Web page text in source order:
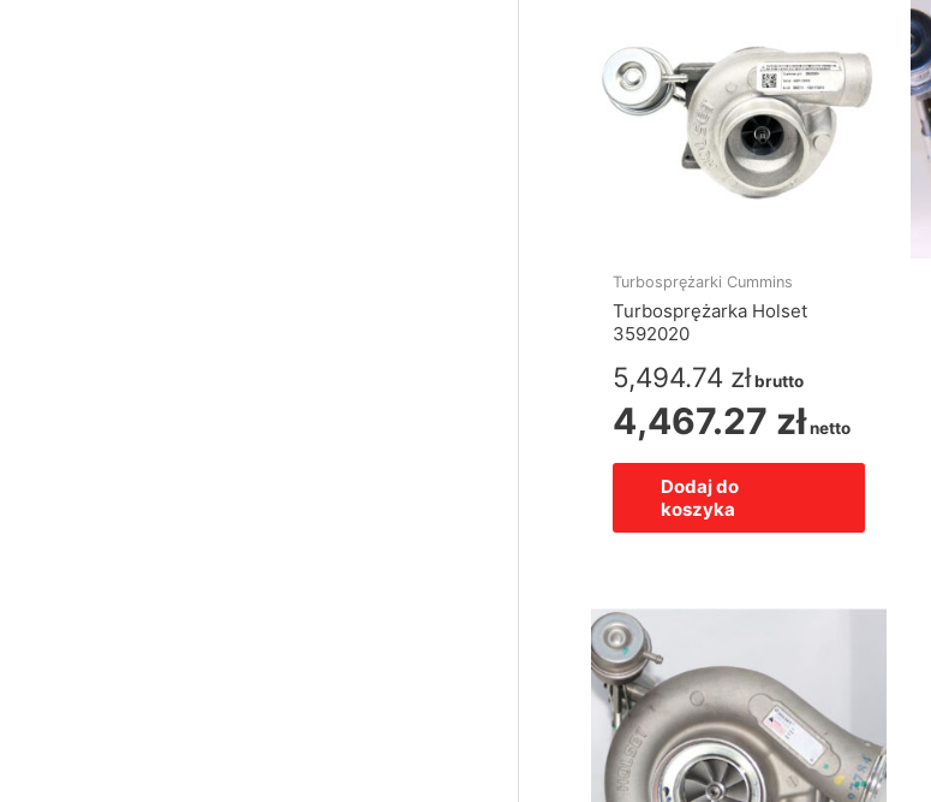
Turbosprężarki Cummins
Turbosprężarka Holset
3592020
5,494.74 złbrutto
4,467.27 złnetto
Dodaj do
koszyka